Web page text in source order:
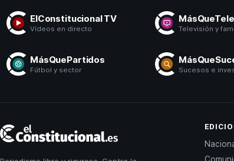
ElConstitucional TV
Vídeos en directo
MásQueTele
Televisión y
MásQuePartidos
Fútbol y sector Sucesos e
Constitucional